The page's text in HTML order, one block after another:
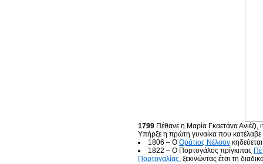
1799 Πέθανε η Μαρία Γκαετάνα Ανιέζι,
Υπήρξε η πρώτη γυναίκα που
1806 – Ο Οράτιος Νέλσον
1822 – Ο Πορτογάλος πρίγκιπας
Πορτογαλίας, ξεκινώντας έτσι τη